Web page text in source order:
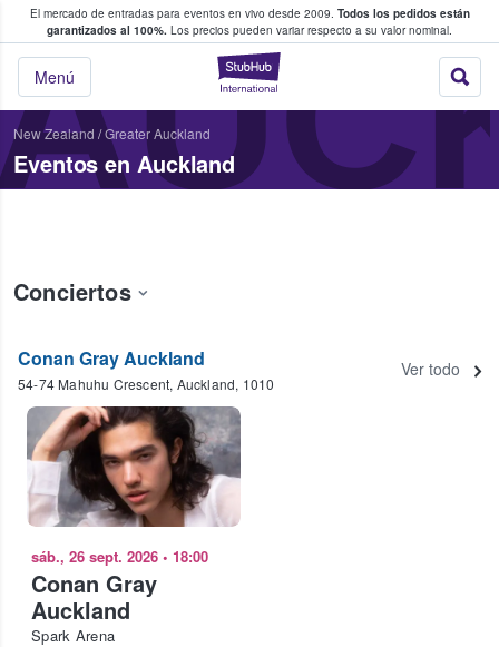
El mercado de entradas para eventos en vivo desde 2009. Todos los pedidos están
garantizados al 100%. Los precios pueden variar respecto a su valor nominal.
StubHub:
Menú
y venta de entradas entre fans
New Zealand /Greater Auckland
Eventos en Auckland
Conciertos
Conan Gray Auckland
54-74 Mahuhu Crescent, Auckland, 1010
Ver todo
sáb., 26 sept. 2026 • 18:00
Conan Gray
Auckland
Spark Arena